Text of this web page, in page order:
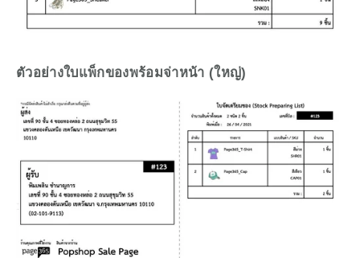
ตัวอย่างใบแพ็กของพร้อมจ่าหน้า (ใหญ่)